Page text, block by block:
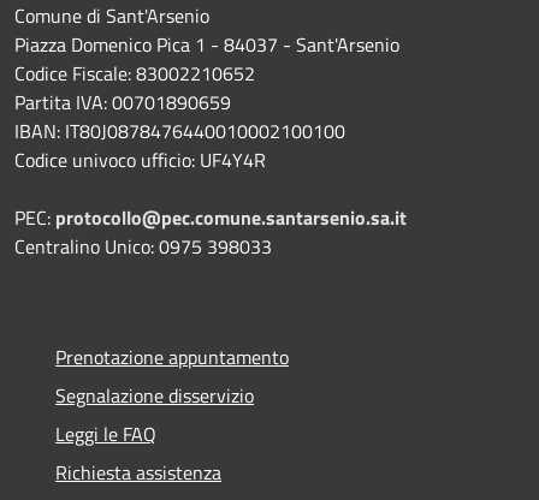
Comune di Sant'Arsenio
Piazza Domenico Pica 1 - 84037 - Sant'Arsenio
Codice Fiscale: 83002210652
Partita IVA: 00701890659
IBAN: IT80J0878476440010002100100
Codice univoco ufficio: UF4Y4R
PEC: protocollo@pec.comune.santarsenio.sa.it
Centralino Unico: 0975 398033
Prenotazione appuntamento
Segnalazione disservizio
Leggi le FAQ
Richiesta assistenza